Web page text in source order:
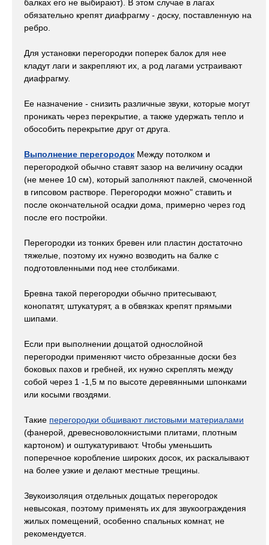
балках его не выбирают). В этом случае в лагах
обязательно крепят диафрагму - доску, поставленную на
ребро.
Для установки перегородки поперек балок для нее
кладут лаги и закрепляют их, а род лагами устраивают
диафрагму.
Ее назначение - снизить различные звуки, которые могут
проникать через перекрытие, а также удержать тепло и
обособить перекрытие друг от друга.
Выполнение перегородок Между потолком и
перегородкой обычно ставят зазор на величину осадки
(не менее 10 см), который заполняют паклей, смоченной
в гипсовом растворе. Перегородки можно" ставить и
после окончательной осадки дома, примерно через год
после его постройки.
Перегородки из тонких бревен или пластин достаточно
тяжелые, поэтому их нужно возводить на балке с
подготовленными под нее столбиками.
Бревна такой перегородки обычно притесывают,
конопатят, штукатурят, а в обвязках крепят прямыми
шипами.
Если при выполнении дощатой однослойной
перегородки применяют чисто обрезанные доски без
боковых пахов и гребней, их нужно скреплять между
собой через 1 -1,5 м по высоте деревянными шпонками
или косыми гвоздями.
Такие перегородки обшивают листовыми материалами
(фанерой, древесноволокнистыми плитами, плотным
картоном) и оштукатуривают. Чтобы уменьшить
поперечное коробление широких досок, их раскалывают
на более узкие и делают местные трещины.
Звукоизоляция отдельных дощатых перегородок
невысокая, поэтому применять их для звукоограждения
жилых помещений, особенно спальных комнат, не
рекомендуется.